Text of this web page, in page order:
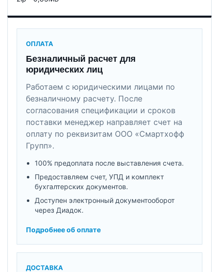
ОПЛАТА
Безналичный расчет для
юридических лиц
Работаем с юридическими лицами по
безналичному расчету. После
согласования спецификации и сроков
поставки менеджер направляет счет на
оплату по реквизитам ООО «Смартхофф
Групп».
100% предоплата после выставления счета.
Предоставляем счет, УПД и комплект
бухгалтерских документов.
Доступен электронный документооборот
через Диадок.
Подробнее об оплате
ДОСТАВКА